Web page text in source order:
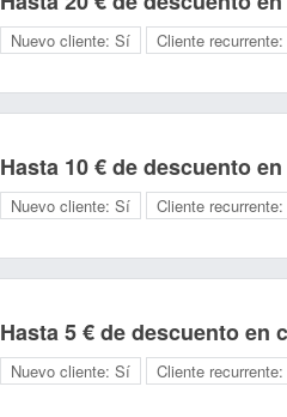
Nuevo cliente: Sí Cliente recurrente:
Hasta 10 € de descuento
Nuevo cliente: Sí Cliente recurrente:
Hasta 5 € de descuento en
Nuevo cliente: Sí Cliente recurrente: